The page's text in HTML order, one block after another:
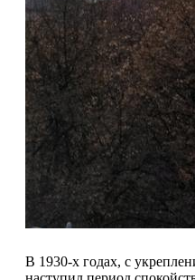
В 1930-х годах, с